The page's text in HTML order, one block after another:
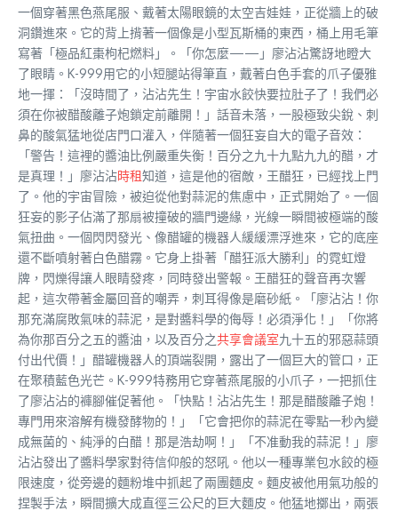
一個穿著黑色燕尾服、戴著太陽眼鏡的太空吉娃娃，正從牆上的破
洞鑽進來。它的背上揹著一個像是小型瓦斯桶的東西，桶上用毛筆
寫著「極品紅棗枸杞燃料」。「你怎麼——」廖沾沾驚訝地瞪大
了眼睛。K-999用它的小短腿站得筆直，戴著白色手套的爪子優雅
地一揮：「沒時間了，沾沾先生！宇宙水餃快要拉肚子了！我們必
須在你被醋酸離子炮鎖定前離開！」話音未落，一股極致尖銳、刺
鼻的酸氣猛地從店門口灌入，伴隨著一個狂妄自大的電子音效：
「警告！這裡的醬油比例嚴重失衡！百分之九十九點九九的醋，才
是真理！」廖沾沾時租知道，這是他的宿敵，王醋狂，已經找上門
了。他的宇宙冒險，被迫從他對蒜泥的焦慮中，正式開始了。一個
狂妄的影子佔滿了那扇被撞破的牆門邊緣，光線一瞬間被極端的酸
氣扭曲。一個閃閃發光、像醋罐的機器人緩緩漂浮進來，它的底座
還不斷噴射著白色醋霧。它身上掛著「醋狂派大勝利」的霓虹燈
牌，閃爍得讓人眼睛發疼，同時發出警報。王醋狂的聲音再次響
起，這次帶著金屬回音的嘲弄，刺耳得像是磨砂紙。「廖沾沾！你
那充滿腐敗氣味的蒜泥，是對醬料學的侮辱！必須淨化！」「你將
為你那百分之五的醬油，以及百分之共享會議室九十五的邪惡蒜頭
付出代價！」醋罐機器人的頂端裂開，露出了一個巨大的管口，正
在聚積藍色光芒。K-999特務用它穿著燕尾服的小爪子，一把抓住
了廖沾沾的褲腳催促著他。「快點！沾沾先生！那是醋酸離子炮！
專門用來溶解有機發酵物的！」「它會把你的蒜泥在零點一秒內變
成無菌的、純淨的白醋！那是浩劫啊！」「不准動我的蒜泥！」廖
沾沾發出了醬料學家對待信仰般的怒吼。他以一種專業包水餃的極
限速度，從旁邊的麵粉堆中抓起了兩團麵皮。麵皮被他用氣功般的
捏製手法，瞬間擴大成直徑三公尺的巨大麵皮。他猛地擲出，兩張